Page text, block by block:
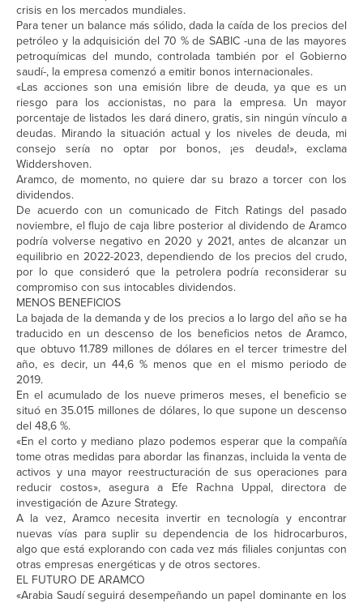
crisis en los mercados mundiales.
Para tener un balance más sólido, dada la caída de los precios del
petróleo y la adquisición del 70 % de SABIC -una de las mayores
petroquímicas del mundo, controlada también por el Gobierno
saudí-, la empresa comenzó a emitir bonos internacionales.
«Las acciones son una emisión libre de deuda, ya que es un
riesgo para los accionistas, no para la empresa. Un mayor
porcentaje de listados les dará dinero, gratis, sin ningún vínculo a
deudas. Mirando la situación actual y los niveles de deuda, mi
consejo sería no optar por bonos, ¡es deuda!», exclama
Widdershoven.
Aramco, de momento, no quiere dar su brazo a torcer con los
dividendos.
De acuerdo con un comunicado de Fitch Ratings del pasado
noviembre, el flujo de caja libre posterior al dividendo de Aramco
podría volverse negativo en 2020 y 2021, antes de alcanzar un
equilibrio en 2022-2023, dependiendo de los precios del crudo,
por lo que consideró que la petrolera podría reconsiderar su
compromiso con sus intocables dividendos.
MENOS BENEFICIOS
La bajada de la demanda y de los precios a lo largo del año se ha
traducido en un descenso de los beneficios netos de Aramco,
que obtuvo 11.789 millones de dólares en el tercer trimestre del
año, es decir, un 44,6 % menos que en el mismo periodo de
2019.
En el acumulado de los nueve primeros meses, el beneficio se
situó en 35.015 millones de dólares, lo que supone un descenso
del 48,6 %.
«En el corto y mediano plazo podemos esperar que la compañía
tome otras medidas para abordar las finanzas, incluida la venta de
activos y una mayor reestructuración de sus operaciones para
reducir costos», asegura a Efe Rachna Uppal, directora de
investigación de Azure Strategy.
A la vez, Aramco necesita invertir en tecnología y encontrar
nuevas vías para suplir su dependencia de los hidrocarburos,
algo que está explorando con cada vez más filiales conjuntas con
otras empresas energéticas y de otros sectores.
EL FUTURO DE ARAMCO
«Arabia Saudí seguirá desempeñando un papel dominante en los